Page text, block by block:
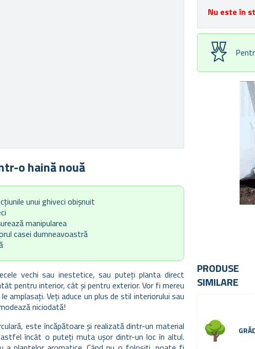
Nu este în
o haină nouă
unui ghiveci obișnuit
manipularea
casei dumneavoastră
vechi sau inestetice, sau puteți planta direct
pentru interior, cât și pentru exterior. Vor fi mereu
amplasați. Veți aduce un plus de stil interiorului sau
niciodată!
este încăpătoare și realizată dintr-un material
încât o puteți muta ușor dintr-un loc în altul.
PRODUSE
SIMILARE